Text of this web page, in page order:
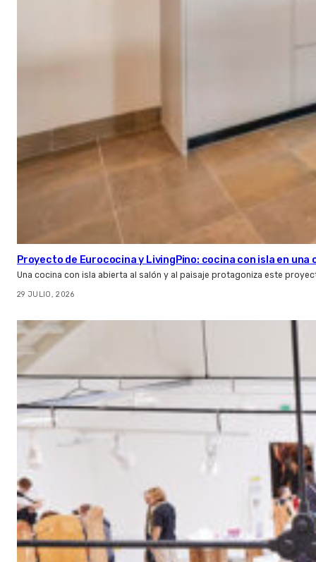
Proyecto de Eurococina y LivingPino: cocina con isla en una
Una cocina con isla abierta al salón y al paisaje protagoniza este
29 JULIO, 2026